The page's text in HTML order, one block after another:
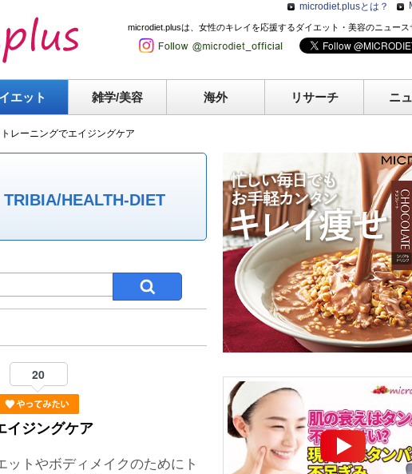
microdiet.plusとは？
microdiet.plusは、女性のキレイを応援するダイエット・美容のニュース
エット 雑学/美容 海外 リサーチ ニ
レーニングでエイジングケア
TRIBIA/HEALTH-DIET
20
イジングケア
ットやボディメイクのためにト